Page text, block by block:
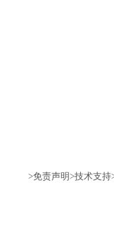
>免责声明>技术支持